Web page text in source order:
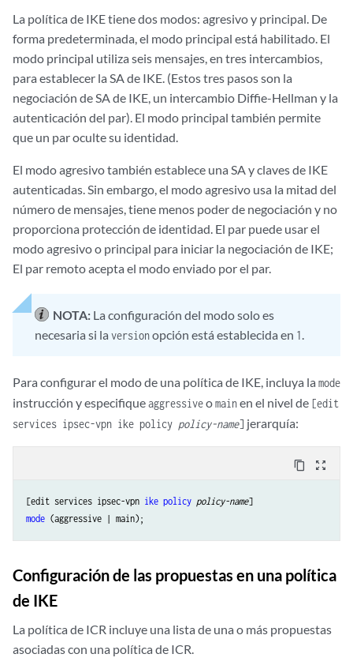
La política de IKE tiene dos modos: agresivo y principal. De
forma predeterminada, el modo principal está habilitado. El
modo principal utiliza seis mensajes, en tres intercambios,
para establecer la SA de IKE. (Estos tres pasos son la
negociación de SA de IKE, un intercambio Diffie-Hellman y la
autenticación del par). El modo principal también permite
que un par oculte su identidad.
El modo agresivo también establece una SA y claves de IKE
autenticadas. Sin embargo, el modo agresivo usa la mitad del
número de mensajes, tiene menos poder de negociación y no
proporciona protección de identidad. El par puede usar el
modo agresivo o principal para iniciar la negociación de IKE;
El par remoto acepta el modo enviado por el par.
NOTA: La configuración del modo solo es
necesaria si la versionopción está establecida en 1.
Para configurar el modo de una política de IKE, incluya la mode
instrucción y especifiqueaggressiveomainen el nivel de [edit
services ipsec-vpn ike policy policy-name] jerarquía:
content_copy zoom_out_map
[edit services ipsec-vpn ike policy policy-name
mode
Configuración de las propuestas en una política
de IKE
La política de ICR incluye una lista de una o más propuestas
asociadas con una política de ICR.